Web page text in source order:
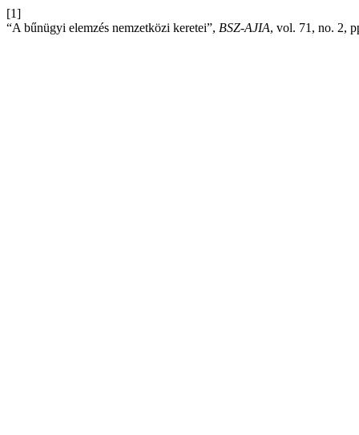
[1]
“A bűnügyi elemzés nemzetközi keretei”, BSZ-AJIA, vol. 71, no. 2,